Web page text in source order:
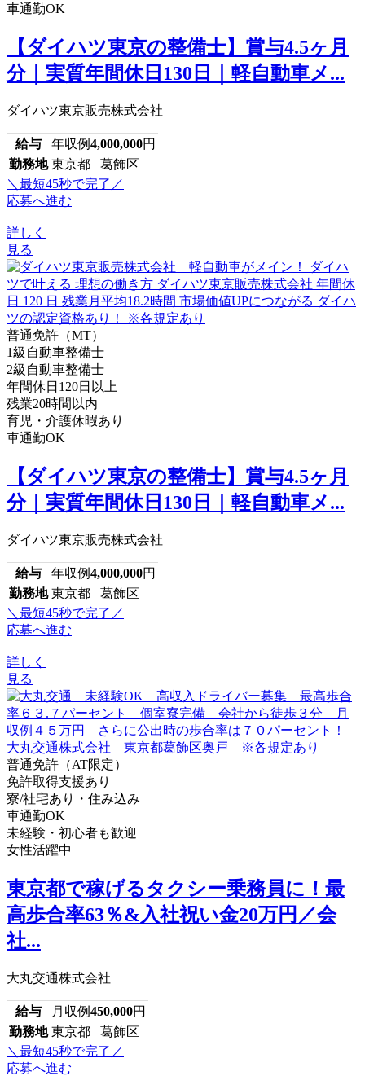
車通勤OK
【ダイハツ東京の整備士】賞与4.5ヶ月
分｜実質年間休日130日｜軽自動車メ...
ダイハツ東京販売株式会社
給与 年収例4,000,000円
勤務地 東京都 葛飾区
＼最短45秒で完了／
応募へ進む
詳しく
見る
普通免許（MT）
1級自動車整備士
2級自動車整備士
年間休日120日以上
残業20時間以内
育児・介護休暇あり
車通勤OK
【ダイハツ東京の整備士】賞与4.5ヶ月
分｜実質年間休日130日｜軽自動車メ...
ダイハツ東京販売株式会社
給与 年収例4,000,000円
勤務地 東京都 葛飾区
＼最短45秒で完了／
応募へ進む
詳しく
見る
普通免許（AT限定）
免許取得支援あり
寮/社宅あり・住み込み
車通勤OK
未経験・初心者も歓迎
女性活躍中
東京都で稼げるタクシー乗務員に！最
高歩合率63％&入社祝い金20万円／会
社...
大丸交通株式会社
給与 月収例450,000円
勤務地 東京都 葛飾区
＼最短45秒で完了／
応募へ進む